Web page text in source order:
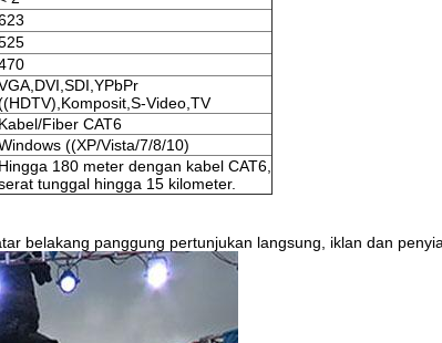
Video,TV
Kabel/Fiber CAT6
((XP/Vista/7/8/10)
Hingga 180 meter dengan kabel CAT6,
tunggal hingga 15 kilometer.
belakang panggung pertunjukan langsung, iklan dan